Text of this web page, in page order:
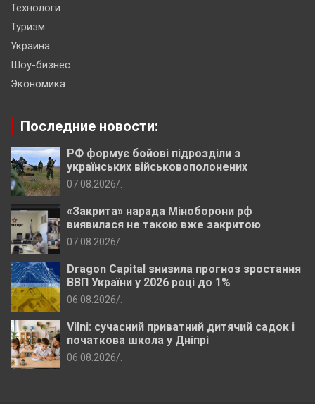
Технологи
Туризм
Украина
Шоу-бизнес
Экономика
Последние новости:
РФ формує бойові підрозділи з
українських військовополонених
07.08.2026
«Закрита» нарада Міноборони рф
виявилася не такою вже закритою
07.08.2026
Dragon Capital знизила прогноз зростання
ВВП України у 2026 році до 1%
06.08.2026
Vilni: сучасний приватний дитячий садок і
початкова школа у Дніпрі
06.08.2026